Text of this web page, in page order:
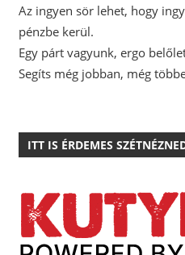
Az ingyen sör lehet, hogy
pénzbe kerül.
Egy párt vagyunk, ergo
Segíts még jobban, még
ITT IS ÉRDEMES